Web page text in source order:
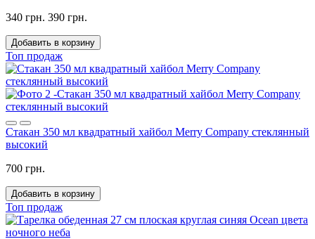
340 грн. 390 грн.
Добавить в корзину
Топ продаж
Стакан 350 мл квадратный хайбол Merry Company стеклянный
высокий
700 грн.
Добавить в корзину
Топ продаж